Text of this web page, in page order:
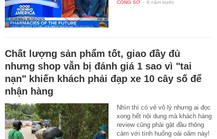
CÔNG SỞ - 6 năm trước
Chất lượng sản phẩm tốt, giao đầy đủ
nhưng shop vẫn bị đánh giá 1 sao vì "tai
nạn" khiến khách phải đạp xe 10 cây số để
nhận hàng
Nhìn thì có vẻ vô lý nhưng ai đọc
xong hết nội dung mà khách hàng
review cũng phải gật đầu thông
cảm với tình huống oái oăm này!